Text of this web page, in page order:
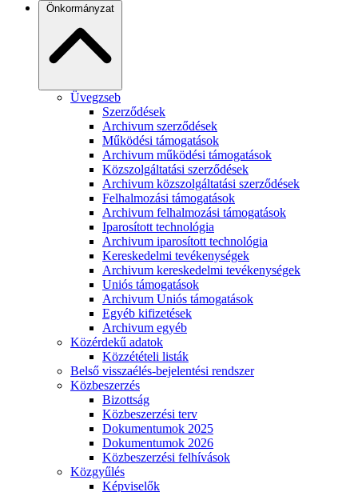
Önkormányzat
Üvegzseb
Szerződések
Archivum szerződések
Működési támogatások
Archivum működési támogatások
Közszolgáltatási szerződések
Archivum közszolgáltatási szerződések
Felhalmozási támogatások
Archivum felhalmozási támogatások
Iparosított technológia
Archivum iparosított technológia
Kereskedelmi tevékenységek
Archivum kereskedelmi tevékenységek
Uniós támogatások
Archivum Uniós támogatások
Egyéb kifizetések
Archivum egyéb
Közérdekű adatok
Közzétételi listák
Belső visszaélés-bejelentési rendszer
Közbeszerzés
Bizottság
Közbeszerzési terv
Dokumentumok 2025
Dokumentumok 2026
Közbeszerzési felhívások
Közgyűlés
Képviselők